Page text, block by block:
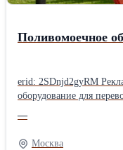
Поливомоечное
erid: 2SDnjd2gyRM Реклама.
оборудование для перевозки
Расширьте
—
Москва